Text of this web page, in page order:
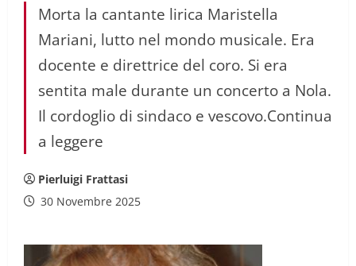
Morta la cantante lirica Maristella
Mariani, lutto nel mondo musicale. Era
docente e direttrice del coro. Si era
sentita male durante un concerto a Nola.
Il cordoglio di sindaco e vescovo.Continua
a leggere
Pierluigi Frattasi
30 Novembre 2025